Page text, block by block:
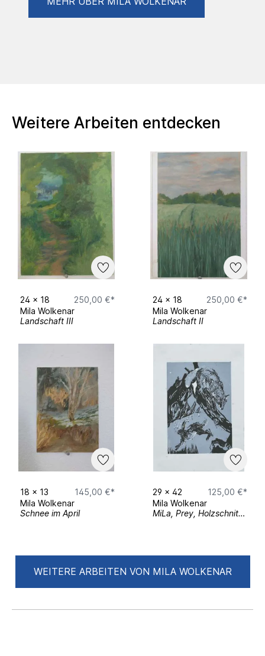
Weitere Arbeiten entdecken
24 x 18
250,00 €*
Mila Wolkenar
Landschaft III
24 x 18
250,00 €*
Mila Wolkenar
Landschaft II
18 x 13
145,00 €*
Mila Wolkenar
Schnee im April
29 x 42
125,00 €*
Mila Wolkenar
MiLa, Prey, Holzschnitt gedruckt auf A3, 2019
WEITERE ARBEITEN VON MILA WOLKENAR